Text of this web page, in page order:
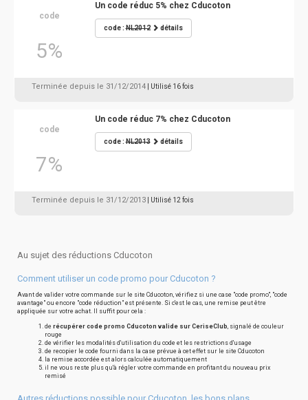
code
5%
Un code réduc 5% chez Cducoton
code :NL2012 détails
Terminée depuis le 31/12/2014 | Utilisé 16 fois
code
7%
Un code réduc 7% chez Cducoton
code :NL2013 détails
Terminée depuis le 31/12/2013 | Utilisé 12 fois
Au sujet des réductions Cducoton
Comment utiliser un code promo pour Cducoton ?
Avant de valider votre commande sur le site Cducoton, vérifiez si une case "code promo", "code
avantage" ou encore "code réduction" est présente. Si c'est le cas, une remise peut être
appliquée sur votre achat. Il suffit pour cela :
de récupérer code promo Cducoton valide sur CeriseClub, signalé de couleur
rouge
de vérifier les modalités d'utilisation du code et les restrictions d'usage
de recopier le code fourni dans la case prévue à cet effet sur le site Cducoton
la remise accordée est alors calculée automatiquement
il ne vous reste plus qu'à régler votre commande en profitant du nouveau prix
remisé